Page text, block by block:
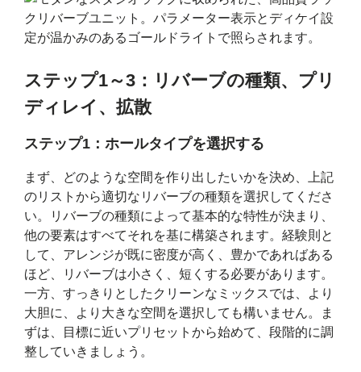
ステップ1～3：リバーブの種類、プリ
ディレイ、拡散
ステップ1：ホールタイプを選択する
まず、どのような空間を作り出したいかを決め、上記
のリストから適切なリバーブの種類を選択してくださ
い。リバーブの種類によって基本的な特性が決まり、
他の要素はすべてそれを基に構築されます。経験則と
して、アレンジが既に密度が高く、豊かであればある
ほど、リバーブは小さく、短くする必要があります。
一方、すっきりとしたクリーンなミックスでは、より
大胆に、より大きな空間を選択しても構いません。ま
ずは、目標に近いプリセットから始めて、段階的に調
整していきましょう。